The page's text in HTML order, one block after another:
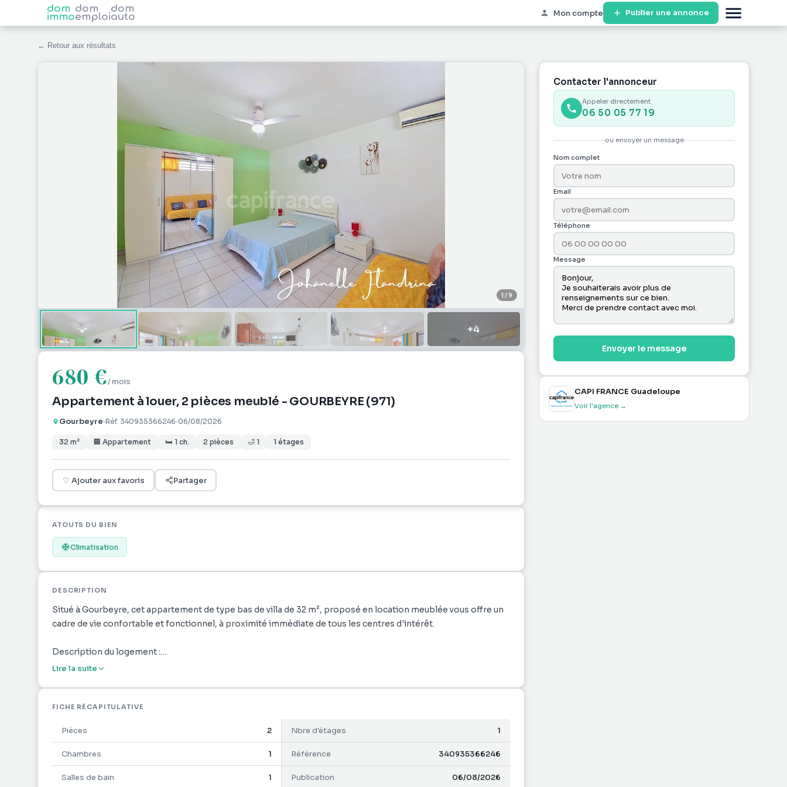
dom
immo
dom
emploi
dom
auto Mon compte Publier une annonce
← Retour aux résultats
1 / 9
+4
680 €/ mois
Appartement à louer, 2 pièces meublé - GOURBEYRE (971)
Gourbeyre Réf. 340935366246 06/08/2026
32 m² 🏢 Appartement 🛏 1 ch. 2 pièces 🛁 1 1 étages
♡ Ajouter aux favoris Partager
ATOUTS DU BIEN
Climatisation
DESCRIPTION
Situé à Gourbeyre, cet appartement de type bas de villa de 32 m², proposé en location meublée vous offre un
cadre de vie confortable et fonctionnel, à proximité immédiate de tous les centres d'intérêt.
Description du logement :
- Une entrée sur cuisine aménagée et équipée
- Un garage ouvert de 41,64 m²
Le logement offre tout le confort nécessaire dans un environnement pratique et accessible.
Conditions locatives :
Lire la suite
FICHE RÉCAPITULATIVE
Pièces 2 Nbre d'étages 1
Chambres 1 Référence 340935366246
Salles de bain 1 Publication 06/08/2026
Contacter l'annonceur
Appeler directement
06 50 05 77 19
ou envoyer un message
Nom complet
Email
Téléphone
Message
Envoyer le message
CAPI FRANCE Guadeloupe
Voir l'agence →